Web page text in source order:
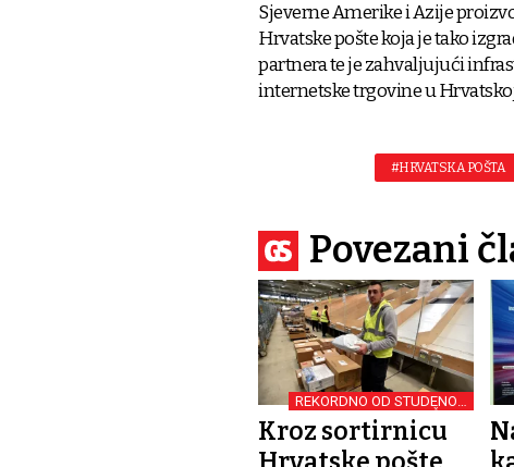
Sjeverne Amerike i Azije
Hrvatske pošte koja je tako
partnera te je zahvaljujući
internetske trgovine u
#HRVATSKA POŠTA
Povezani
REKORDNO OD STUDENOG
DO KRAJA SIJEČNJA
Kroz sortirnicu